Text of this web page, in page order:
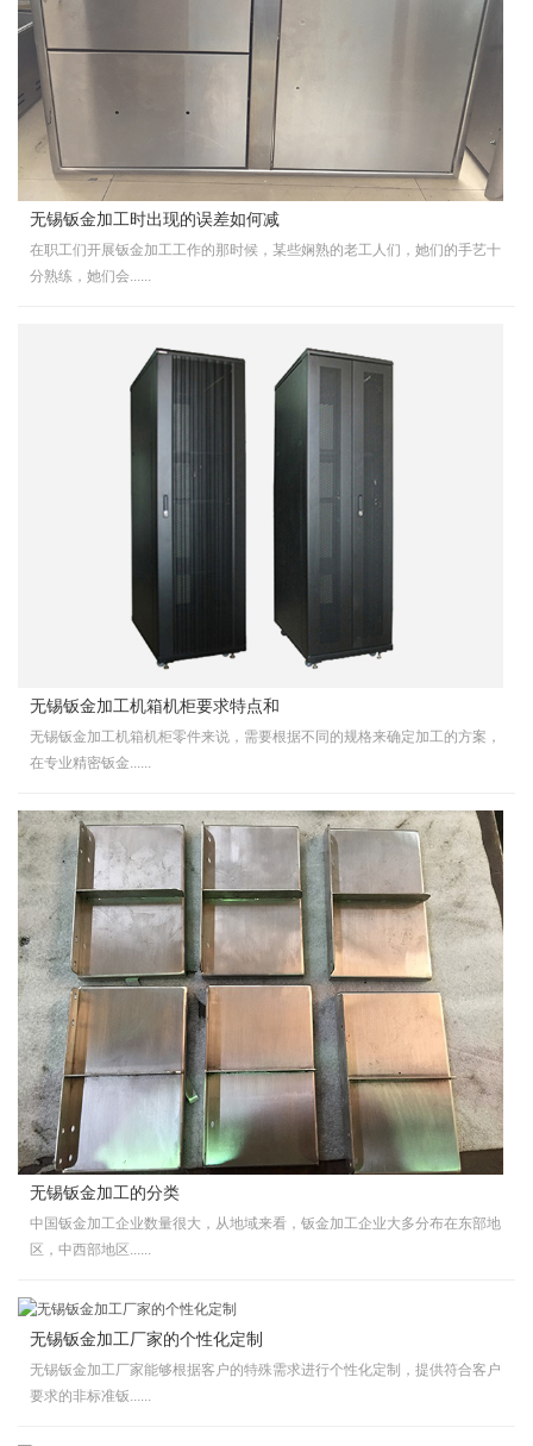
无锡钣金加工时出现的误差如何减
在职工们开展钣金加工工作的那时候，某些娴熟的老工人们，她们的手艺十
分熟练，她们会......
无锡钣金加工机箱机柜要求特点和
无锡钣金加工机箱机柜零件来说，需要根据不同的规格来确定加工的方案，
在专业精密钣金......
无锡钣金加工的分类
中国钣金加工企业数量很大，从地域来看，钣金加工企业大多分布在东部地
区，中西部地区......
无锡钣金加工厂家的个性化定制
无锡钣金加工厂家能够根据客户的特殊需求进行个性化定制，提供符合客户
要求的非标准钣......